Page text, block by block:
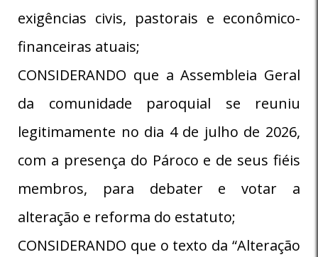
exigências civis, pastorais e econômico-
financeiras atuais;
CONSIDERANDO que a Assembleia Geral
da comunidade paroquial se reuniu
legitimamente no dia 4 de julho de 2026,
com a presença do Pároco e de seus fiéis
membros, para debater e votar a
alteração e reforma do estatuto;
CONSIDERANDO que o texto da “Alteração